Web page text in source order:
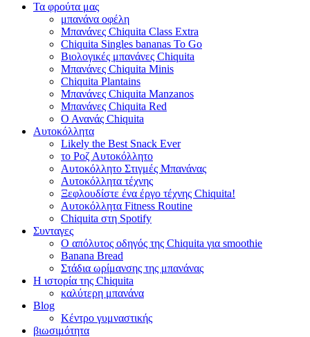
Τα φρούτα μας
μπανάνα οφέλη
Μπανάνες Chiquita Class Extra
Chiquita Singles bananas To Go
Βιολογικές μπανάνες Chiquita
Μπανάνες Chiquita Minis
Chiquita Plantains
Μπανάνες Chiquita Manzanos
Μπανάνες Chiquita Red
Ο Ανανάς Chiquita
Αυτοκόλλητα
Likely the Best Snack Ever
το Ροζ Αυτοκόλλητο
Αυτοκόλλητο Στιγμές Μπανάνας
Αυτοκόλλητα τέχνης
Ξεφλουδίστε ένα έργο τέχνης Chiquita!
Αυτοκόλλητα Fitness Routine
Chiquita στη Spotify
Συνταγες
Ο απόλυτος οδηγός της Chiquita για smoothie
Banana Bread
Στάδια ωρίμανσης της μπανάνας
Η ιστορία της Chiquita
καλύτερη μπανάνα
Blog
Κέντρο γυμναστικής
βιωσιμότητα